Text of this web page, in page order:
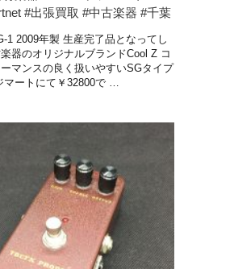
#出張買取 #中古楽器 #千葉
1 2009年製 生産完了品となってし
器のオリジナルブランドCool Z コ
マンスの良く扱いやすいSGタイプ
マートにて￥32800で …